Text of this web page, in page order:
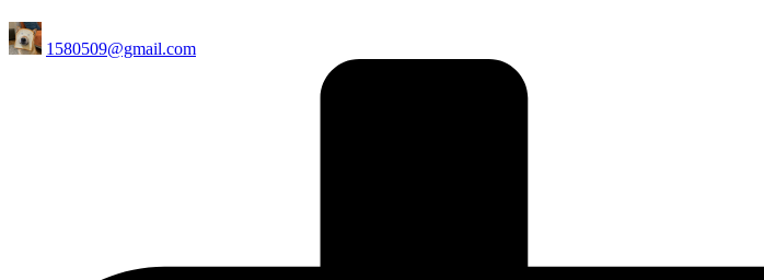
Posted
by
1580509@gmail.com